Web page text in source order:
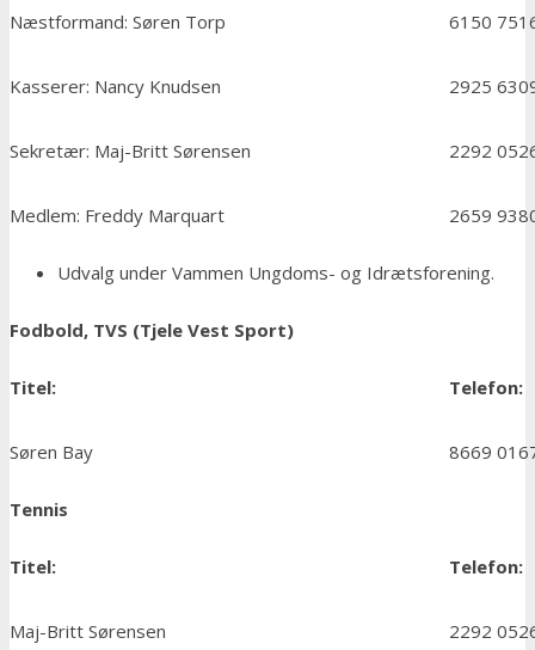
Næstformand: Søren Torp 6150
Kasserer: Nancy Knudsen 2925
Sekretær: Maj-Britt Sørensen 2292
Medlem: Freddy Marquart 2659
Udvalg under Vammen Ungdoms- og Idrætsforening.
Fodbold, TVS (Tjele Vest Sport)
Titel: Telefon:
Søren Bay 8669
Tennis
Titel: Telefon:
Maj-Britt Sørensen 2292